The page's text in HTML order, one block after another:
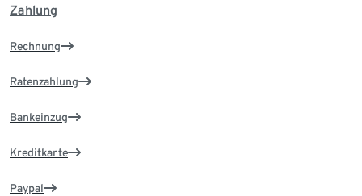
Zahlung
Rechnung
Ratenzahlung
Bankeinzug
Kreditkarte
Paypal